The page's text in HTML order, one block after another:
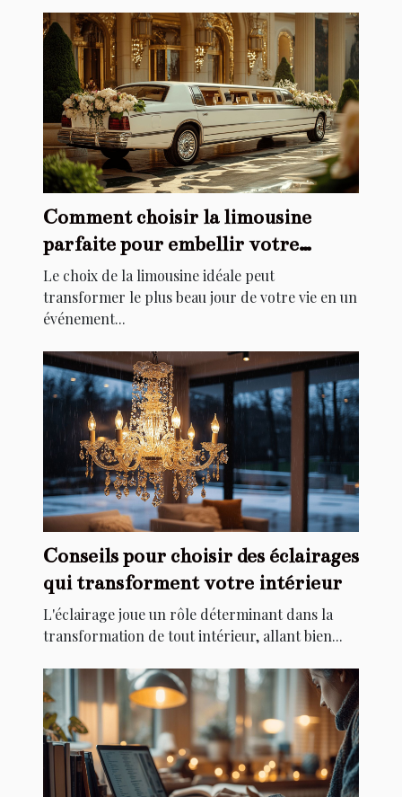
Comment choisir la limousine
parfaite pour embellir votre
mariage
Le choix de la limousine idéale peut
transformer le plus beau jour de votre vie en un
événement...
Conseils pour choisir des éclairages
qui transforment votre intérieur
L'éclairage joue un rôle déterminant dans la
transformation de tout intérieur, allant bien...